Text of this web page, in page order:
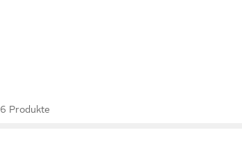
Produkte